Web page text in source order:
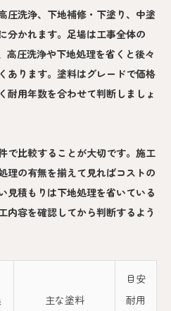
圧洗浄、下地補修・下塗り、中塗
分かれます。足場は工事全体の
高圧洗浄や下地処理を省くと後々
あります。塗料はグレードで価格
耐用年数を合わせて判断しましょ
で比較することが大切です。施工
理の有無を揃えて見ればコストの
見積もりは下地処理を省いている
内容を確認してから判断するよう
主な塗料
目安
耐用